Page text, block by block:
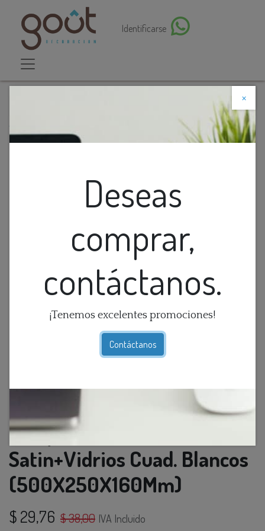
Identificarse
×
Deseas
comprar,
contáctanos.
¡Tenemos excelentes promociones!
Contáctanos
Descuento web
Lamp. Techo 3L E14 Satin+Vidrios Cuad. Blancos
Lamp. Techo 3L E14
Satin+Vidrios Cuad. Blancos
(500X250X160Mm)
$ 29,76 $38,00 IVA Incluido